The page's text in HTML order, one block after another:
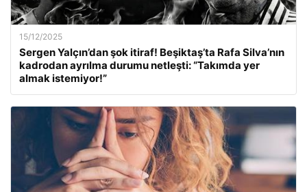
15/12/2025
Sergen Yalçın’dan şok itiraf! Beşiktaş’ta Rafa Silva’nın
kadrodan ayrılma durumu netleşti: “Takımda yer
almak istemiyor!”